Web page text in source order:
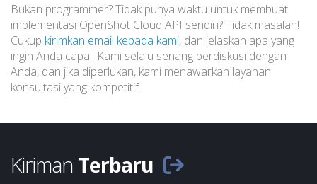
Bukan programmer? Tidak punya waktu untuk membuat
implementasi OpenShot Cloud API sendiri? Tidak masalah!
Cukup kirimkan email kepada kami, dan jelaskan apa yang
ingin Anda capai. Kami selalu senang berdiskusi dengan
Anda, dan jika diperlukan, kami menawarkan layanan
konsultasi yang kompetitif.
Kiriman Terbaru